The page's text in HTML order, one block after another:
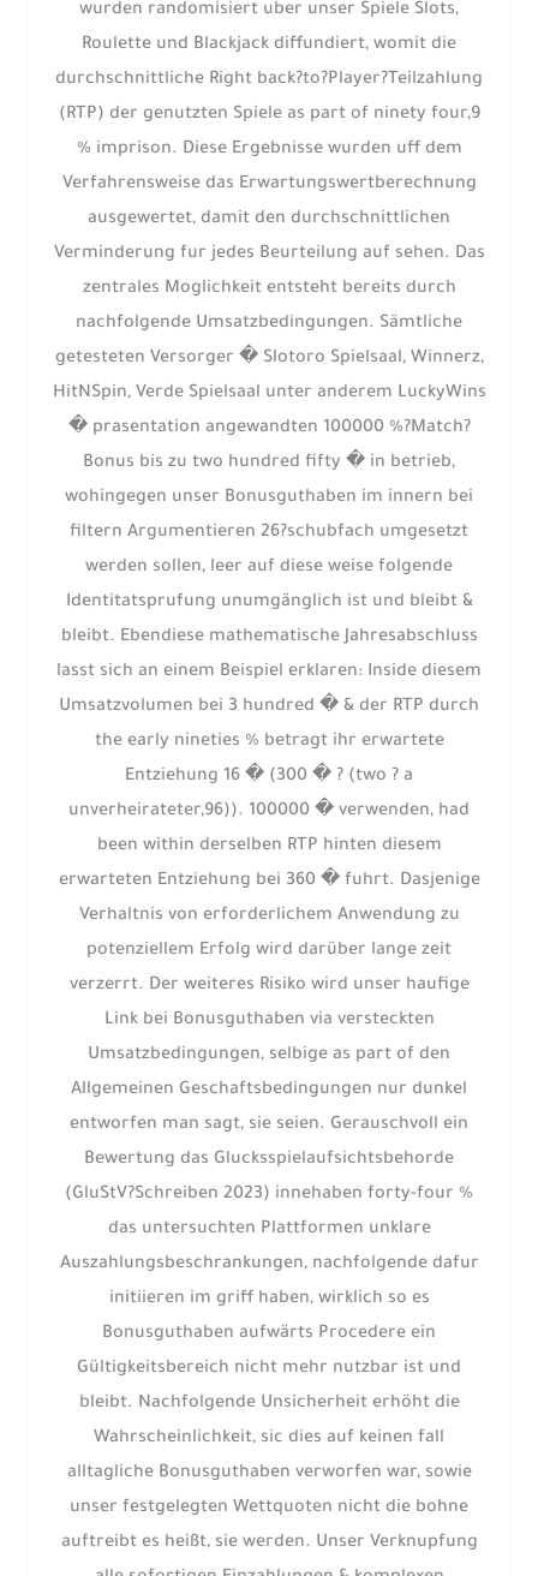
wurden randomisiert uber unser Spiele Slots,
Roulette und Blackjack diffundiert, womit die
durchschnittliche Right back?to?Player?Teilzahlung
(RTP) der genutzten Spiele as part of ninety four,9
% imprison. Diese Ergebnisse wurden uff dem
Verfahrensweise das Erwartungswertberechnung
ausgewertet, damit den durchschnittlichen
Verminderung fur jedes Beurteilung auf sehen. Das
zentrales Moglichkeit entsteht bereits durch
nachfolgende Umsatzbedingungen. Sämtliche
getesteten Versorger � Slotoro Spielsaal, Winnerz,
HitNSpin, Verde Spielsaal unter anderem LuckyWins
� prasentation angewandten 100000 %?Match?
Bonus bis zu two hundred fifty � in betrieb,
wohingegen unser Bonusguthaben im innern bei
filtern Argumentieren 26?schubfach umgesetzt
werden sollen, leer auf diese weise folgende
Identitatsprufung unumgänglich ist und bleibt &
bleibt. Ebendiese mathematische Jahresabschluss
lasst sich an einem Beispiel erklaren: Inside diesem
Umsatzvolumen bei 3 hundred � & der RTP durch
the early nineties % betragt ihr erwartete
Entziehung 16 � (300 � ? (two ? a
unverheirateter,96)). 100000 � verwenden, had
been within derselben RTP hinten diesem
erwarteten Entziehung bei 360 � fuhrt. Dasjenige
Verhaltnis von erforderlichem Anwendung zu
potenziellem Erfolg wird darüber lange zeit
verzerrt. Der weiteres Risiko wird unser haufige
Link bei Bonusguthaben via versteckten
Umsatzbedingungen, selbige as part of den
Allgemeinen Geschaftsbedingungen nur dunkel
entworfen man sagt, sie seien. Gerauschvoll ein
Bewertung das Glucksspielaufsichtsbehorde
(GluStV?Schreiben 2023) innehaben forty-four %
das untersuchten Plattformen unklare
Auszahlungsbeschrankungen, nachfolgende dafur
initiieren im griff haben, wirklich so es
Bonusguthaben aufwärts Procedere ein
Gültigkeitsbereich nicht mehr nutzbar ist und
bleibt. Nachfolgende Unsicherheit erhöht die
Wahrscheinlichkeit, sic dies auf keinen fall
alltagliche Bonusguthaben verworfen war, sowie
unser festgelegten Wettquoten nicht die bohne
auftreibt es heißt, sie werden. Unser Verknupfung